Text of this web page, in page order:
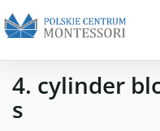
4. cylinder
s